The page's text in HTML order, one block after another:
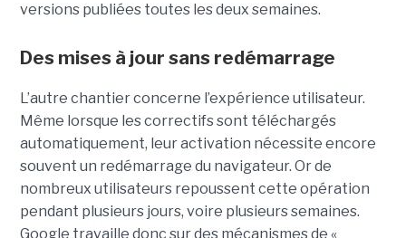
versions publiées toutes les deux semaines.
Des mises à jour sans redémarrage
L’autre chantier concerne l’expérience utilisateur.
Même lorsque les correctifs sont téléchargés
automatiquement, leur activation nécessite encore
souvent un redémarrage du navigateur. Or de
nombreux utilisateurs repoussent cette opération
pendant plusieurs jours, voire plusieurs semaines.
Google travaille donc sur des mécanismes de «